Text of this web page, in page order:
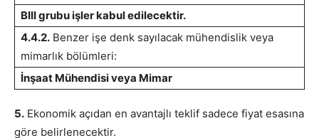
BIII grubu işler kabul edilecektir.
4.4.2. Benzer işe denk sayılacak mühendislik veya
mimarlık bölümleri:
İnşaat Mühendisi veya Mimar
5. Ekonomik açıdan en avantajlı teklif sadece fiyat esasına
göre belirlenecektir.